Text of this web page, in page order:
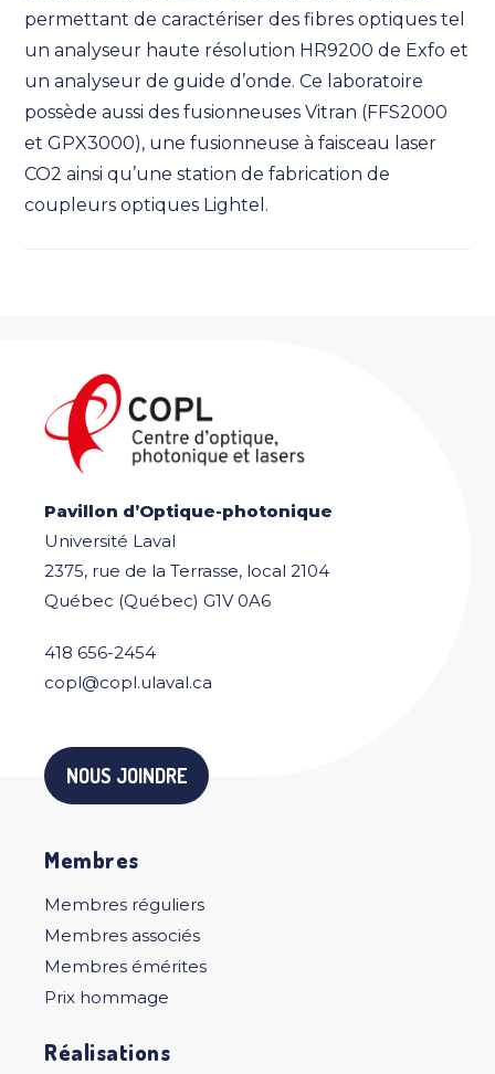
permettant de caractériser des fibres optiques tel
un analyseur haute résolution HR9200 de Exfo et
un analyseur de guide d’onde.Ce laboratoire
possède aussi des fusionneuses Vitran (FFS2000
et GPX3000), une fusionneuse à faisceau laser
CO2 ainsi qu’une station de fabrication de
coupleurs optiques Lightel.
Pavillon d’Optique-photonique
Université Laval
2375, rue de la Terrasse, local 2104
Québec (Québec) G1V 0A6
418 656-2454
copl@copl.ulaval.ca
NOUS JOINDRE
Membres
Membres réguliers
Membres associés
Membres émérites
Prix hommage
Réalisations